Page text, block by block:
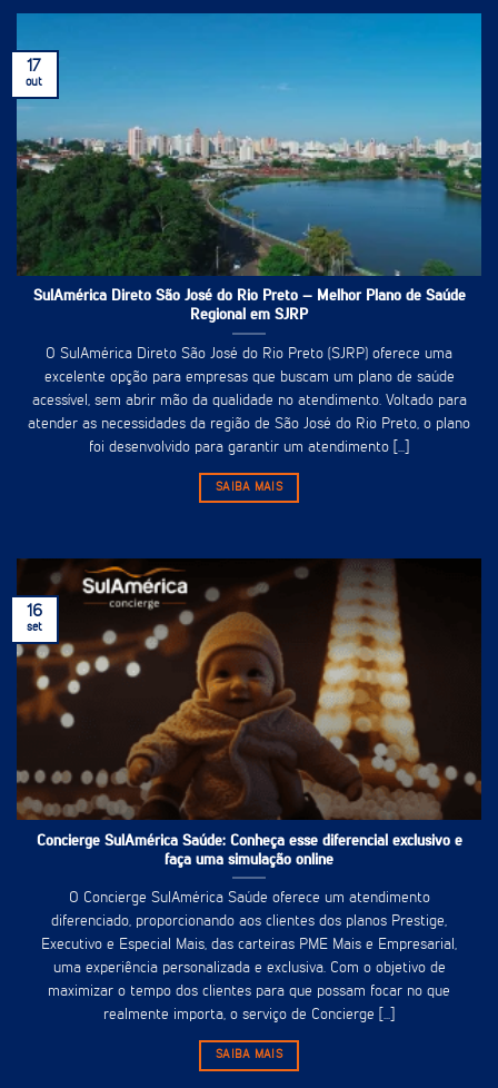
SulAmérica Direto São José do Rio Preto – Melhor Plano de Saúde
Regional em SJRP
O SulAmérica Direto São José do Rio Preto (SJRP) oferece uma
excelente opção para empresas que buscam um plano de saúde
acessível, sem abrir mão da qualidade no atendimento. Voltado para
atender as necessidades da região de São José do Rio Preto, o plano
foi desenvolvido para garantir um atendimento [...]
SAIBA MAIS
17
out
Concierge SulAmérica Saúde: Conheça esse diferencial exclusivo e
faça uma simulação online
O Concierge SulAmérica Saúde oferece um atendimento
diferenciado, proporcionando aos clientes dos planos Prestige,
Executivo e Especial Mais, das carteiras PME Mais e Empresarial,
uma experiência personalizada e exclusiva. Com o objetivo de
maximizar o tempo dos clientes para que possam focar no que
realmente importa, o serviço de Concierge [...]
SAIBA MAIS
16
set